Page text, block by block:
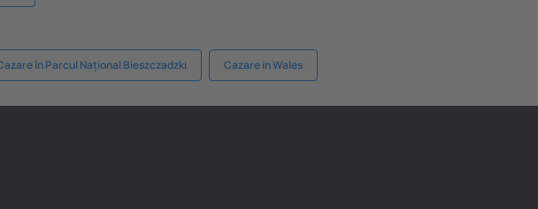
în Parcul Național Bieszczadzki Cazare in Wales